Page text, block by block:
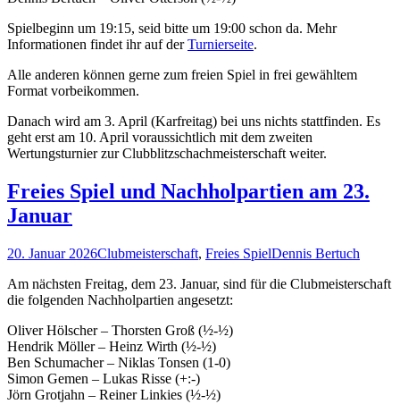
Spielbeginn um 19:15, seid bitte um 19:00 schon da. Mehr
Informationen findet ihr auf derTurnierseite.
Alle anderen können gerne zum freien Spiel in frei gewähltem
Format vorbeikommen.
Danach wird am 3. April (Karfreitag) bei uns nichts stattfinden. Es
geht erst am 10. April voraussichtlich mit dem zweiten
Wertungsturnier zur Clubblitzschachmeisterschaft weiter.
Freies Spiel und Nachholpartien am 23.
Januar
20. Januar 2026Clubmeisterschaft, Freies SpielDennis Bertuch
Am nächsten Freitag, dem 23. Januar, sind für die Clubmeisterschaft
die folgenden Nachholpartien angesetzt:
Oliver Hölscher – Thorsten Groß (½-½)
Hendrik Möller – Heinz Wirth (½-½)
Ben Schumacher – Niklas Tonsen (1-0)
Simon Gemen – Lukas Risse (+:-)
Jörn Grotjahn – Reiner Linkies (½-½)